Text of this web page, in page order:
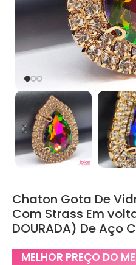
Chaton Gota De
Com Strass Em
DOURADA) De
MELHOR PREÇO DO